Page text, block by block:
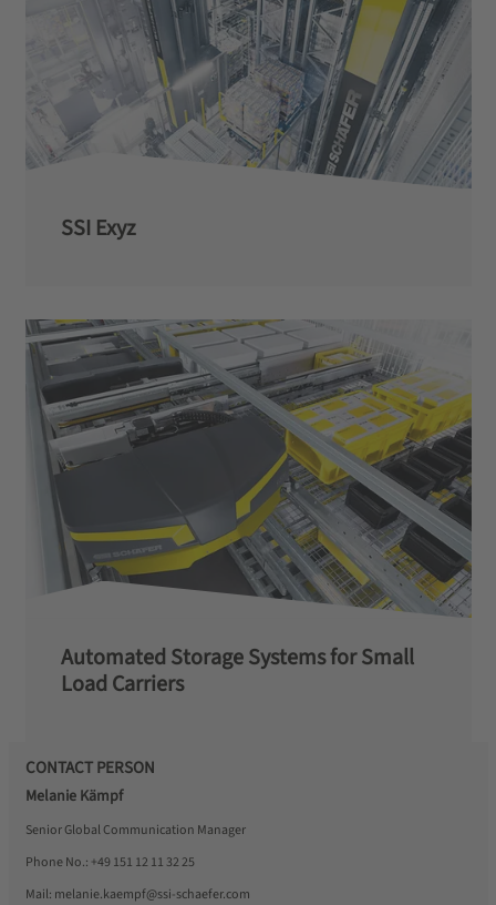
SSI Exyz
Automated Storage Systems for Small
Load Carriers
CONTACT PERSON
Melanie Kämpf
Senior Global Communication Manager
Phone No.: +49 151 12 11 32 25
Mail: melanie.kaempf@ssi-schaefer.com